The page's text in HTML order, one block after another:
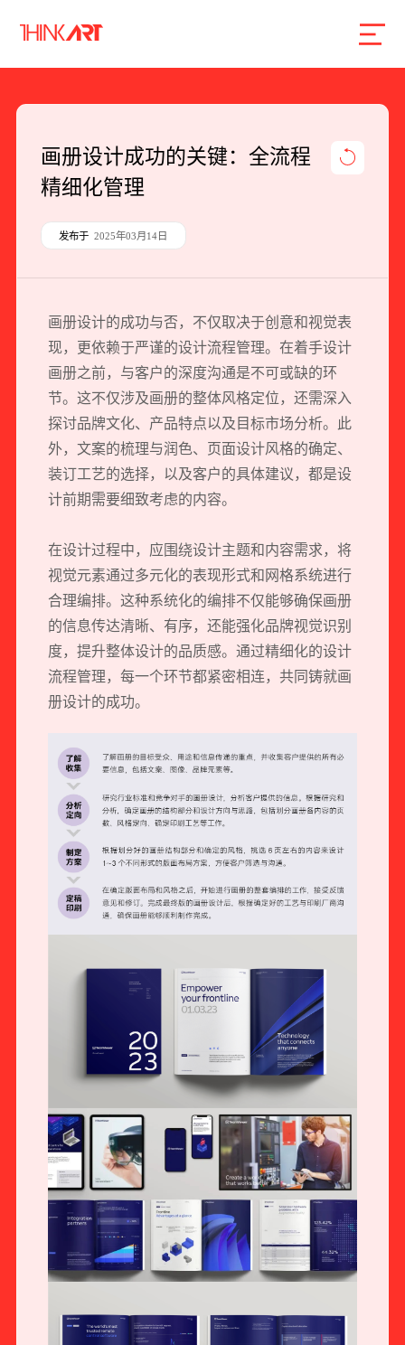
企业网站建设
数字产品研发
外贸独立站
画册设计成功的关键：全流程
精细化管理
发布于 2025年03月14日
画册设计的成功与否，不仅取决于创意和视觉表
现，更依赖于严谨的设计流程管理。在着手设计
画册之前，与客户的深度沟通是不可或缺的环
节。这不仅涉及画册的整体风格定位，还需深入
探讨品牌文化、产品特点以及目标市场分析。此
外，文案的梳理与润色、页面设计风格的确定、
装订工艺的选择，以及客户的具体建议，都是设
计前期需要细致考虑的内容。
在设计过程中，应围绕设计主题和内容需求，将
视觉元素通过多元化的表现形式和网格系统进行
合理编排。这种系统化的编排不仅能够确保画册
的信息传达清晰、有序，还能强化品牌视觉识别
度，提升整体设计的品质感。通过精细化的设计
流程管理，每一个环节都紧密相连，共同铸就画
册设计的成功。